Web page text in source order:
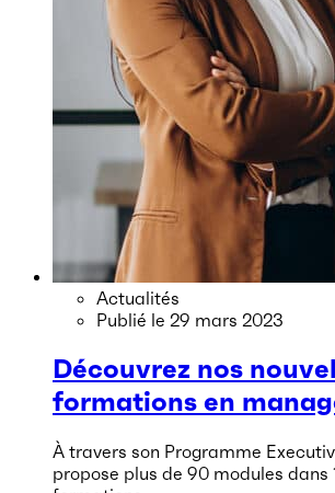
Actualités
Publié le 29 mars 2023
Découvrez nos
formations en
À travers son Programme
propose plus de 90 modules dans